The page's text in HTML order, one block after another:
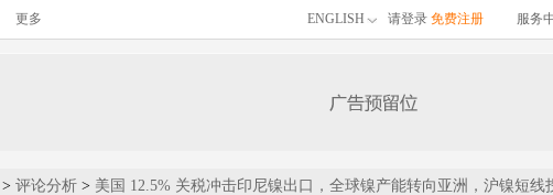
更多 ENGLISH 请登录 免费注册 服务
> 评论分析 > 美国 12.5% 关税冲击印尼镍出口，全球镍产能转向亚洲，沪镍短线